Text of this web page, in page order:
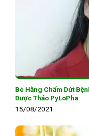
Bé Hằng Chấm Dứt
Dược Thảo PyLoPha
15/08/2021